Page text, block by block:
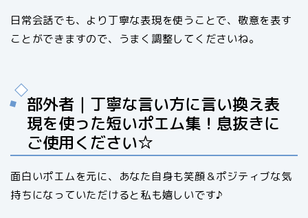
日常会話でも、より丁寧な表現を使うことで、敬意を表す
ことができますので、うまく調整してくださいね。
部外者｜丁寧な言い方に言い換え表
現を使った短いポエム集！息抜きに
ご使用ください☆
面白いポエムを元に、あなた自身も笑顔＆ポジティブな気
持ちになっていただけると私も嬉しいです♪